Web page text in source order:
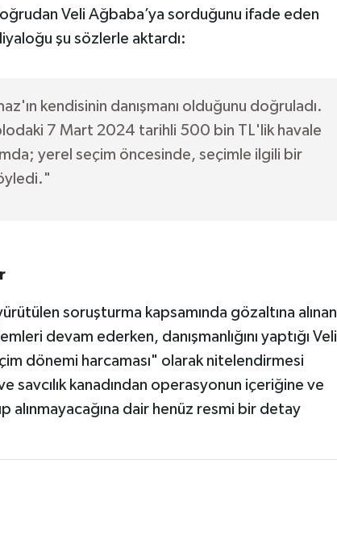
Veli Ağbaba’ya sorduğunu ifade eden
şu sözlerle aktardı:
kendisinin danışmanı olduğunu doğruladı.
7 Mart 2024 tarihli 500 bin TL'lik havale
yerel seçim öncesinde, seçimle ilgili bir
soruşturma kapsamında gözaltına alınan
devam ederken, danışmanlığını yaptığı Veli
dönemi harcaması" olarak nitelendirmesi
savcılık kanadından operasyonun içeriğine ve
alınmayacağına dair henüz resmi bir detay